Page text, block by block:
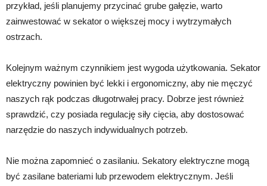
przykład, jeśli planujemy przycinać grube gałęzie, warto
zainwestować w sekator o większej mocy i wytrzymałych
ostrzach.
Kolejnym ważnym czynnikiem jest wygoda użytkowania. Sekator
elektryczny powinien być lekki i ergonomiczny, aby nie męczyć
naszych rąk podczas długotrwałej pracy. Dobrze jest również
sprawdzić, czy posiada regulację siły cięcia, aby dostosować
narzędzie do naszych indywidualnych potrzeb.
Nie można zapomnieć o zasilaniu. Sekatory elektryczne mogą
być zasilane bateriami lub przewodem elektrycznym. Jeśli